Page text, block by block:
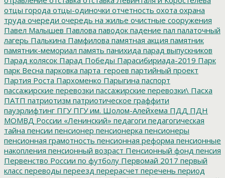
отцы города отцы-одиночки отчетность охота охрана
труда очереди очередь на жилье очистные сооружения
Павел Малышев Павлова паводок падение пал палаточный
лагерь Палькина Памфилова памятная акция памятник
памятник-мемориал память панихида парад выпускников
Парад колясок Парад Победы Парасибириада-2019 Парк
парк Весна парковка парта_героев партийный проект
Партия Роста Пархоменко Парыгина паспорт
пассажирские перевозки пассажирские перевозки\ Пасха
ПАТП патриотизм патриотическое граффити
пауэрлифтинг ПГУПГУ им. Шолом-Алейхема ПДД ПДН
МОМВД России «Ленинский» педагоги педагогическая
тайна пенсии пенсионер пенсионерка пенсионеры
пенсионная грамотность пенсионная реформа пенсионные
накопления пенсионный возраст Пенсионный фонд пенсия
Первенство России по футболу Первомай 2017 первый
класс переводы переезд перерасчет перечень период